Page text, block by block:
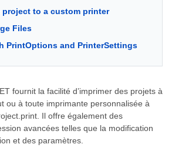
project to a custom printer
Files
PrintOptions and PrinterSettings
fournit la facilité d’imprimer des projets à
ou à toute imprimante personnalisée à
Il offre également des
avancées telles que la modification
et des paramètres.